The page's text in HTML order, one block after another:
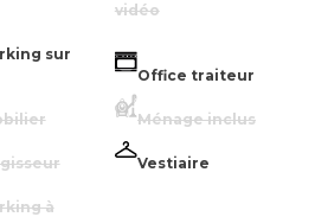
vidéo
sur
Office traiteur
Ménage inclus
Vestiaire
à